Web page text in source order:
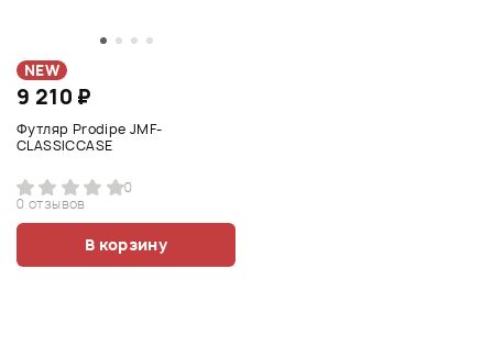
NEW
9 210 ₽
Футляр Prodipe JMF-
CLASSICCASE
0
0 отзывов
В корзину